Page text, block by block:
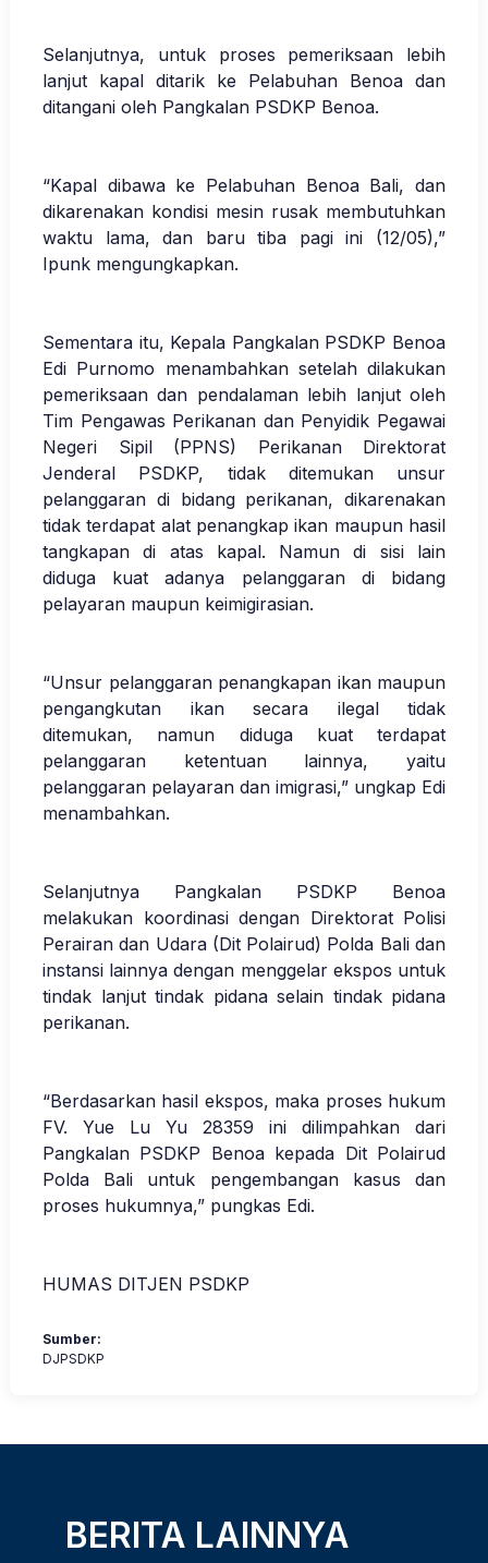
Selanjutnya, untuk proses pemeriksaan lebih
lanjut kapal ditarik ke Pelabuhan Benoa dan
ditangani oleh Pangkalan PSDKP Benoa.
“Kapal dibawa ke Pelabuhan Benoa Bali, dan
dikarenakan kondisi mesin rusak membutuhkan
waktu lama, dan baru tiba pagi ini (12/05),”
Ipunk mengungkapkan.
Sementara itu, Kepala Pangkalan PSDKP Benoa
Edi Purnomo menambahkan setelah dilakukan
pemeriksaan dan pendalaman lebih lanjut oleh
Tim Pengawas Perikanan dan Penyidik Pegawai
Negeri Sipil (PPNS) Perikanan Direktorat
Jenderal PSDKP, tidak ditemukan unsur
pelanggaran di bidang perikanan, dikarenakan
tidak terdapat alat penangkap ikan maupun hasil
tangkapan di atas kapal. Namun di sisi lain
diduga kuat adanya pelanggaran di bidang
pelayaran maupun keimigirasian.
“Unsur pelanggaran penangkapan ikan maupun
pengangkutan ikan secara ilegal tidak
ditemukan, namun diduga kuat terdapat
pelanggaran ketentuan lainnya, yaitu
pelanggaran pelayaran dan imigrasi,” ungkap Edi
menambahkan.
Selanjutnya Pangkalan PSDKP Benoa
melakukan koordinasi dengan Direktorat Polisi
Perairan dan Udara (Dit Polairud) Polda Bali dan
instansi lainnya dengan menggelar ekspos untuk
tindak lanjut tindak pidana selain tindak pidana
perikanan.
“Berdasarkan hasil ekspos, maka proses hukum
FV. Yue Lu Yu 28359 ini dilimpahkan dari
Pangkalan PSDKP Benoa kepada Dit Polairud
Polda Bali untuk pengembangan kasus dan
proses hukumnya,” pungkas Edi.
HUMAS DITJEN PSDKP
Sumber:
DJPSDKP
BERITA LAINNYA